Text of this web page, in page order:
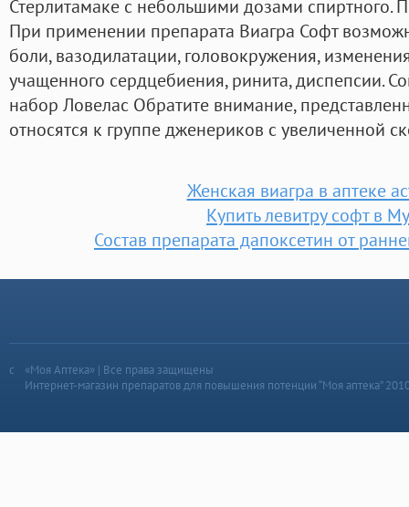
Стерлитамаке с небольшими дозами
При применении препарата Виагра Софт
боли, вазодилатации, головокружения,
учащенного сердцебиения, ринита, диспепсии.
набор Ловелас Обратите внимание,
относятся к группе дженериков с увеличенной
Женская виагра в аптеке
Купить левитру софт в
Состав препарата дапоксетин от
«Моя Аптека» | Все права защищены
Интернет-магазин препаратов для повышения потенции “Моя аптека”